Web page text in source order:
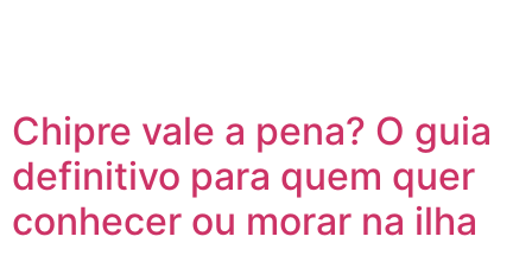
Chipre vale a pena? O guia
definitivo para quem quer
conhecer ou morar na ilha